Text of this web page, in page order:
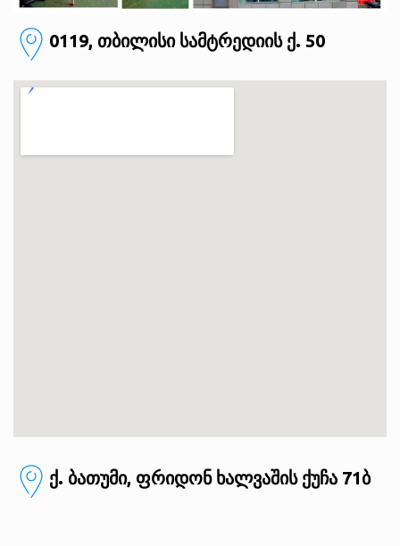
0119, თბილისი სამტრედიის ქ. 50
ქ. ბათუმი, ფრიდონ ხალვაშის ქუჩა 71ბ